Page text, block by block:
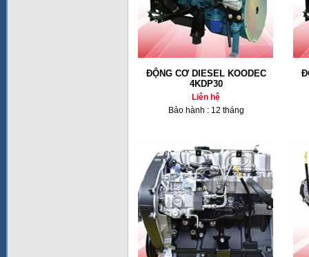
ĐỘNG CƠ DIESEL KOODEC
4KDP30
Liên hệ
Bảo hành : 12 tháng